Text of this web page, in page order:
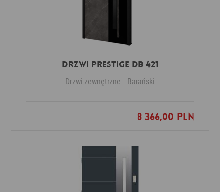
Drzwi PRESTIGE DB 421
Drzwi zewnętrzne Barański
8 366,00 PLN
Dodaj do ulubionych